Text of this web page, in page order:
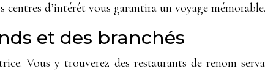
d’intérêt vous garantira un voyage mémorable.
et des branchés
Vous y trouverez des restaurants de renom